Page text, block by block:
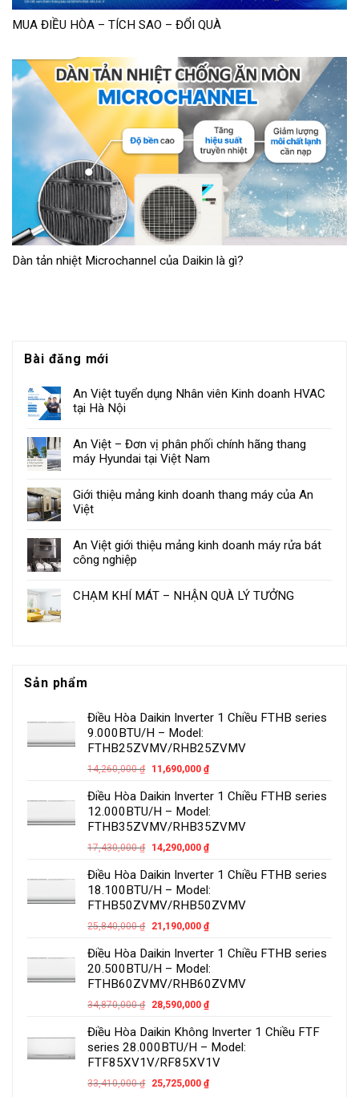
MUA ĐIỀU HÒA – TÍCH SAO – ĐỔI QUÀ
Dàn tản nhiệt Microchannel của Daikin là gì?
Bài đăng mới
An Việt tuyển dụng Nhân viên Kinh doanh HVAC
tại Hà Nội
An Việt – Đơn vị phân phối chính hãng thang
máy Hyundai tại Việt Nam
Giới thiệu mảng kinh doanh thang máy của An
Việt
An Việt giới thiệu mảng kinh doanh máy rửa bát
công nghiệp
CHẠM KHÍ MÁT – NHẬN QUÀ LÝ TƯỞNG
Sản phẩm
Điều Hòa Daikin Inverter 1 Chiều FTHB series
9.000BTU/H – Model:
FTHB25ZVMV/RHB25ZVMV
14,260,000₫ 11,690,000 ₫
Điều Hòa Daikin Inverter 1 Chiều FTHB series
12.000BTU/H – Model:
FTHB35ZVMV/RHB35ZVMV
17,430,000₫ 14,290,000 ₫
Điều Hòa Daikin Inverter 1 Chiều FTHB series
18.100BTU/H – Model:
FTHB50ZVMV/RHB50ZVMV
25,840,000₫ 21,190,000 ₫
Điều Hòa Daikin Inverter 1 Chiều FTHB series
20.500BTU/H – Model:
FTHB60ZVMV/RHB60ZVMV
34,870,000₫ 28,590,000 ₫
Điều Hòa Daikin Không Inverter 1 Chiều FTF
series 28.000BTU/H – Model:
FTF85XV1V/RF85XV1V
33,410,000₫ 25,725,000 ₫